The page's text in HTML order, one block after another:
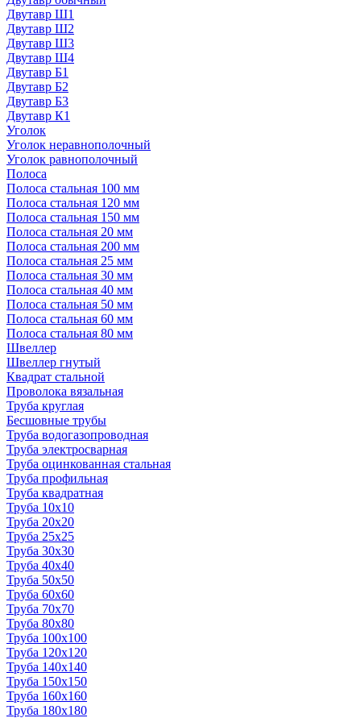
Двутавр Ш1
Двутавр Ш2
Двутавр Ш3
Двутавр Ш4
Двутавр Б1
Двутавр Б2
Двутавр Б3
Двутавр К1
Уголок
Уголок неравнополочный
Уголок равнополочный
Полоса
Полоса стальная 100 мм
Полоса стальная 120 мм
Полоса стальная 150 мм
Полоса стальная 20 мм
Полоса стальная 200 мм
Полоса стальная 25 мм
Полоса стальная 30 мм
Полоса стальная 40 мм
Полоса стальная 50 мм
Полоса стальная 60 мм
Полоса стальная 80 мм
Швеллер
Швеллер гнутый
Квадрат стальной
Проволока вязальная
Труба круглая
Бесшовные трубы
Труба водогазопроводная
Труба электросварная
Труба оцинкованная стальная
Труба профильная
Труба квадратная
Труба 10x10
Труба 20x20
Труба 25x25
Труба 30x30
Труба 40x40
Труба 50x50
Труба 60x60
Труба 70x70
Труба 80x80
Труба 100x100
Труба 120x120
Труба 140x140
Труба 150x150
Труба 160x160
Труба 180x180